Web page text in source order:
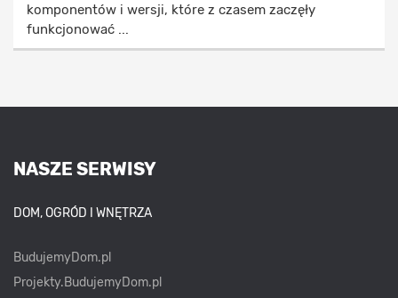
komponentów i wersji, które z czasem zaczęły
funkcjonować ...
NASZE SERWISY
DOM, OGRÓD I WNĘTRZA
BudujemyDom.pl
Projekty.BudujemyDom.pl